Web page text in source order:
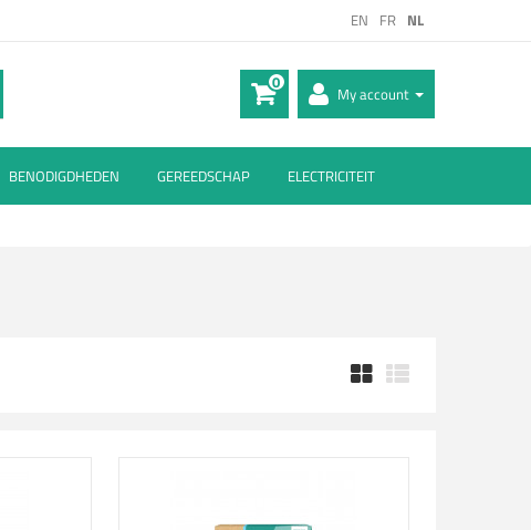
EN FR NL
My account
0
BENODIGDHEDEN GEREEDSCHAP ELECTRICITEIT